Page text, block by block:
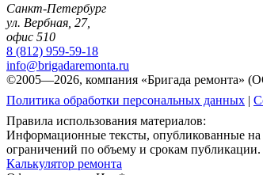
Санкт-Петербург
ул. Вербная, 27,
офис 510
8 (812) 959-59-18
info@brigadaremonta.ru
©2005—2026, компания «Бригада
Политика обработки персональных данных |
Правила использования материалов:
Информационные тексты, опубликованные на
ограничений по объему и срокам публикации.
Калькулятор ремонта